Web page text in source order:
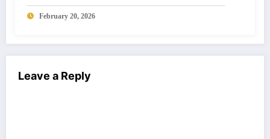
February 20, 2026
Leave a Reply